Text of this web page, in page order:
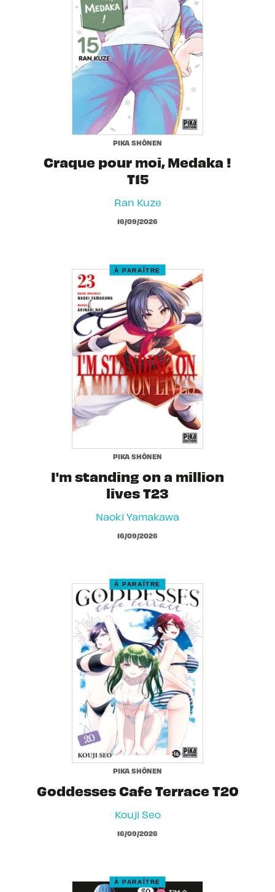
PIKA SHÔNEN
Craque pour moi, Medaka !
T15
Ran Kuze
16/09/2026
À PARAÎTRE
PIKA SHÔNEN
I'm standing on a million
lives T23
Naoki Yamakawa
16/09/2026
À PARAÎTRE
PIKA SHÔNEN
Goddesses Cafe Terrace T20
Kouji Seo
16/09/2026
À PARAÎTRE